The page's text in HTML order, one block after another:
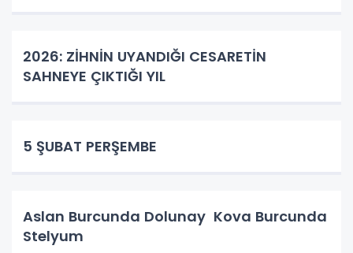
2026: ZİHNİN UYANDIĞI CESARETİN
SAHNEYE ÇIKTIĞI YIL
5 ŞUBAT PERŞEMBE
Aslan Burcunda Dolunay Kova Burcunda
Stelyum